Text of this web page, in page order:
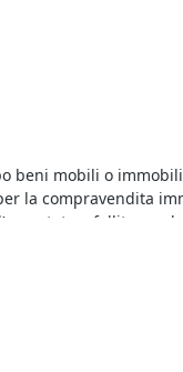
beni mobili o
la compravendita
o fallito - e